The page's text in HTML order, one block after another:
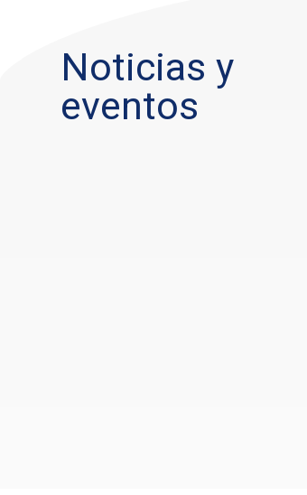
Noticias y
eventos